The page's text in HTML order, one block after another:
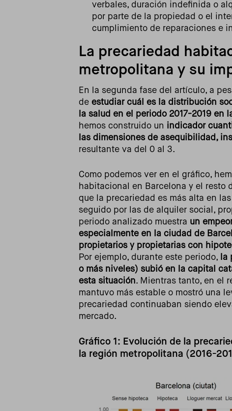
verbales, duración indefinida o
por parte de la propiedad o el
cumplimiento de reparaciones e
La precariedad
metropolitana y su
En la segunda fase del artículo, a
de estudiar cuál es la distribución
la salud en el periodo 2017-2019 en
hemos construido un indicador
las dimensiones de asequibilidad,
resultante va del 0 al 3.
Como podemos ver en el gráfico,
habitacional en Barcelona y el resto
que la precariedad es más alta en
seguido por las de alquiler social,
periodo analizado muestra un
especialmente en la ciudad de
propietarios y propietarias con
Por ejemplo, durante este periodo,
la
o más niveles) subió en la capital
esta situación. Mientras tanto, en el
mantuvo más estable o mostró una
precariedad continuaban siendo
mercado.
Gráfico 1: Evolución de la
la región metropolitana (2016-